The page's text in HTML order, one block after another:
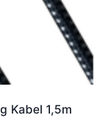
Kabel 1,5m